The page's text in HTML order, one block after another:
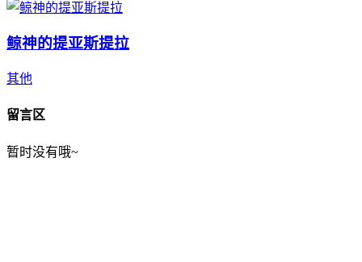
鲸神的提亚斯提拉
其他
留言区
暂时没有哦~